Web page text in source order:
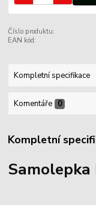
Číslo produktu:
EAN kód:
Kompletní specifikace
Komentáře 0
Kompletní
Samolepka